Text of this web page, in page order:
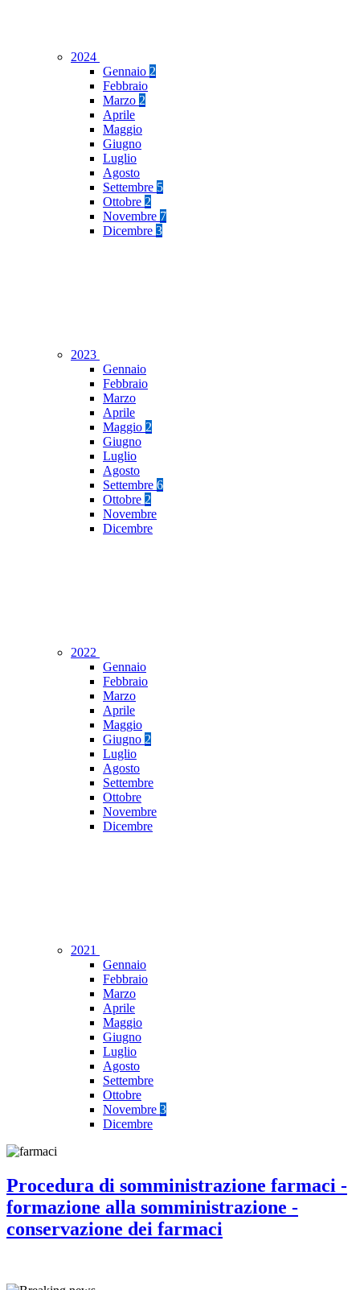
2024
Gennaio 2
Febbraio
Marzo 2
Aprile
Maggio
Giugno
Luglio
Agosto
Settembre 5
Ottobre 2
Novembre 7
Dicembre 3
2023
Gennaio
Febbraio
Marzo
Aprile
Maggio 2
Giugno
Luglio
Agosto
Settembre 6
Ottobre 2
Novembre
Dicembre
2022
Gennaio
Febbraio
Marzo
Aprile
Maggio
Giugno 2
Luglio
Agosto
Settembre
Ottobre
Novembre
Dicembre
2021
Gennaio
Febbraio
Marzo
Aprile
Maggio
Giugno
Luglio
Agosto
Settembre
Ottobre
Novembre 3
Dicembre
Procedura di somministrazione farmaci -
formazione alla somministrazione -
conservazione dei farmaci